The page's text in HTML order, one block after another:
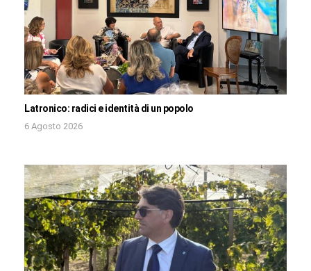
Latronico: radici e identità di un popolo
6 Agosto 2026